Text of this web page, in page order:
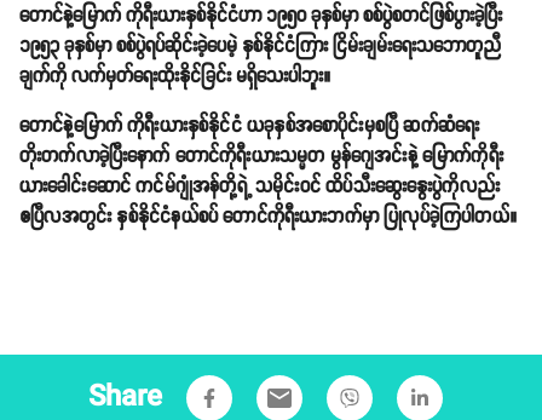
တောင်နဲ့မြောက် ကိုရီးယားနှစ်နိုင်ငံဟာ ၁၉၅၀ ခုနှစ်မှာ စစ်ပွဲစတင်ဖြစ်ပွားခဲ့ပြီး
၁၉၅၃ ခုနှစ်မှာ စစ်ပွဲရပ်ဆိုင်းခဲ့ပေမဲ့ နှစ်နိုင်ငံကြား ငြိမ်းချမ်းရေးသဘောတူညီ
ချက်ကို လက်မှတ်ရေးထိုးနိုင်ခြင်း မရှိသေးပါဘူး။
တောင်နဲ့မြောက် ကိုရီးယားနှစ်နိုင်ငံ ယခုနှစ်အစောပိုင်းမှစပြီ ဆက်ဆံရေး
တိုးတက်လာခဲ့ပြီးနောက် တောင်ကိုရီးယားသမ္မတ မွန်ဂျေအင်းနဲ့ မြောက်ကိုရီး
ယားခေါင်းဆောင် ကင်မ်ဂျုံအန်တို့ရဲ့ သမိုင်းဝင် ထိပ်သီးဆွေးနွေးပွဲကိုလည်း
ဧပြီလအတွင်း နှစ်နိုင်ငံနယ်စပ် တောင်ကိုရီးယားဘက်မှာ ပြုလုပ်ခဲ့ကြပါတယ်။
Share email